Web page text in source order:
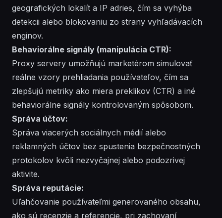
geografických lokalít a IP adries, čím sa vyhýba
detekcii alebo blokovaniu zo strany vyhľadávacích
enginov.
Behaviorálne signály (manipulácia CTR):
Proxy servery umožňujú marketérom simulovať
reálne vzory prehliadania používateľov, čím sa
zlepšujú metriky ako miera preklikov (CTR) a iné
behaviorálne signály kontrolovaným spôsobom.
Správa účtov:
Správa viacerých sociálnych médií alebo
reklamných účtov bez spustenia bezpečnostných
protokolov kvôli nezvyčajnej alebo podozrivej
aktivite.
Správa reputácie:
Uľahčovanie používateľmi generovaného obsahu,
ako sú recenzie a referencie, pri zachovaní